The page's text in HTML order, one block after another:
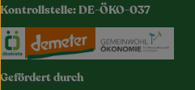
Kontrollstelle: DE-ÖKO-037
Externer Link zu https://
Externer Link zu
Gefördert durch